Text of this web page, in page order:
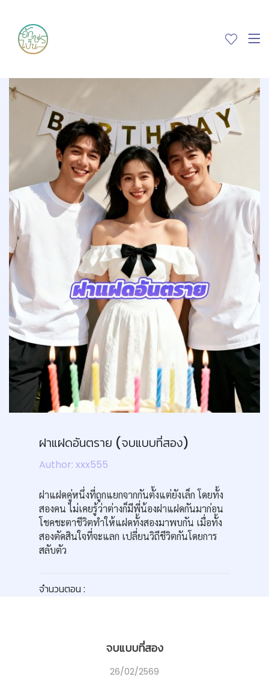
ฝาแฝด​อันตราย (จบแบบที่สอง​)
Author: xxx555
ฝาแฝดคู่หนึ่งที่ถูกแยกจากกันตั้งแต่ยังเล็ก โดยทั้ง
สองคน ไม่เคยรู้ว่าต่างก็มีพี่น้องฝาแฝดกันมาก่อน​
โชคชะตาชีวิตทำให้แฝดทั้งสองมาพบกัน เมื่อทั้ง
สองตัดสินใจที่จะแลก เปลี่ยนวิถีชีวิตกันโดยการ
สลับตัว
จำนวนตอน :
จบแบบที่สอง​
26/02/2569